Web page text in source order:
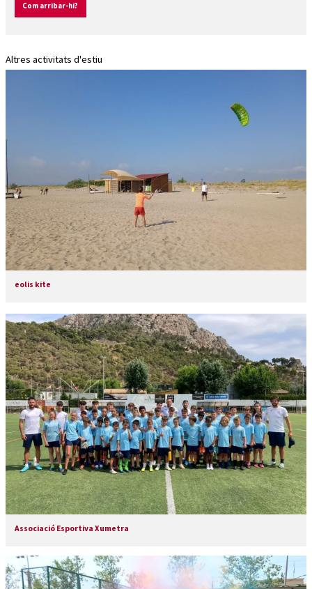
Com arribar-hi?
Altres activitats d'estiu
eolis kite
Associació Esportiva Xumetra